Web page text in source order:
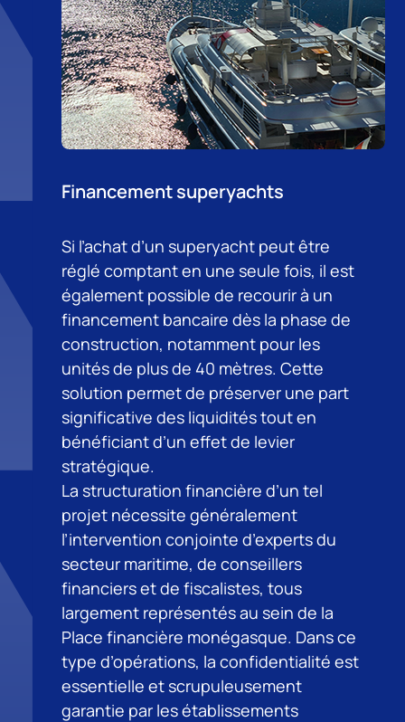
Financement superyachts
Si l’achat d’un superyacht peut être
réglé comptant en une seule fois, il est
également possible de recourir à un
financement bancaire dès la phase de
construction, notamment pour les
unités de plus de 40 mètres. Cette
solution permet de préserver une part
significative des liquidités tout en
bénéficiant d’un effet de levier
stratégique.
La structuration financière d’un tel
projet nécessite généralement
l’intervention conjointe d’experts du
secteur maritime, de conseillers
financiers et de fiscalistes, tous
largement représentés au sein de la
Place financière monégasque. Dans ce
type d’opérations, la confidentialité est
essentielle et scrupuleusement
garantie par les établissements